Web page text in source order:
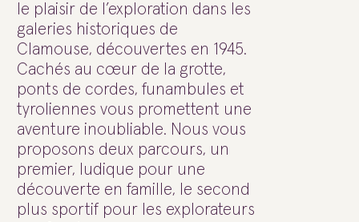
le plaisir de l’exploration dans les
galeries historiques de
Clamouse, découvertes en 1945.
Cachés au cœur de la grotte,
ponts de cordes, funambules et
tyroliennes vous promettent une
aventure inoubliable. Nous vous
proposons deux parcours, un
premier, ludique pour une
découverte en famille, le second
plus sportif pour les explorateurs